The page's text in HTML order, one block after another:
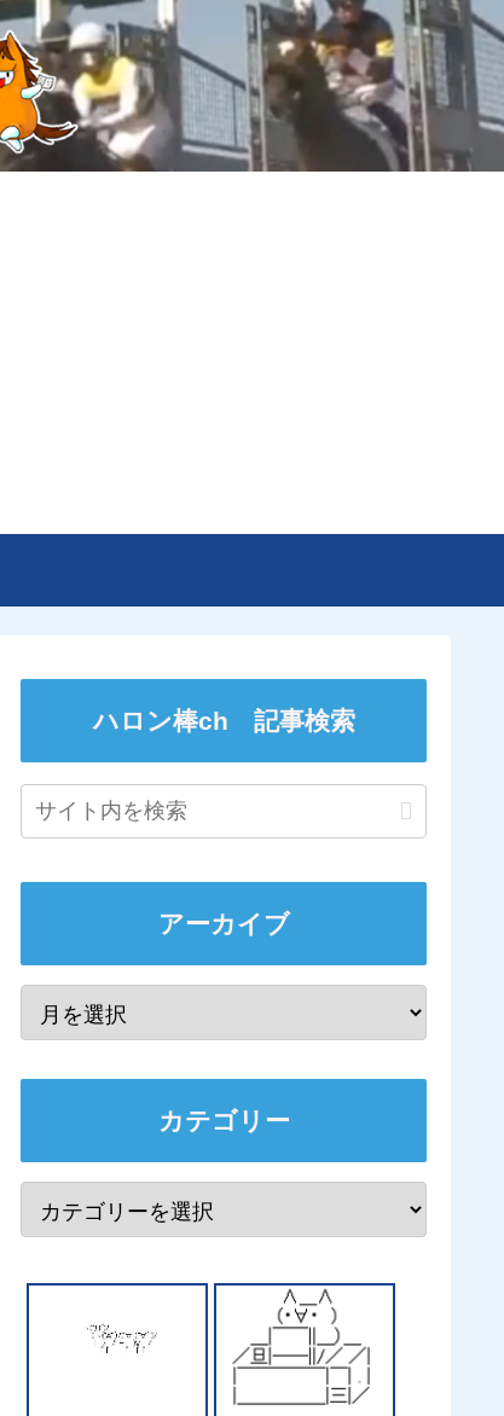
ハロン棒ch 記事検索
アーカイブ
カテゴリー